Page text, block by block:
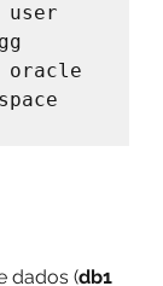
user
dados (db1